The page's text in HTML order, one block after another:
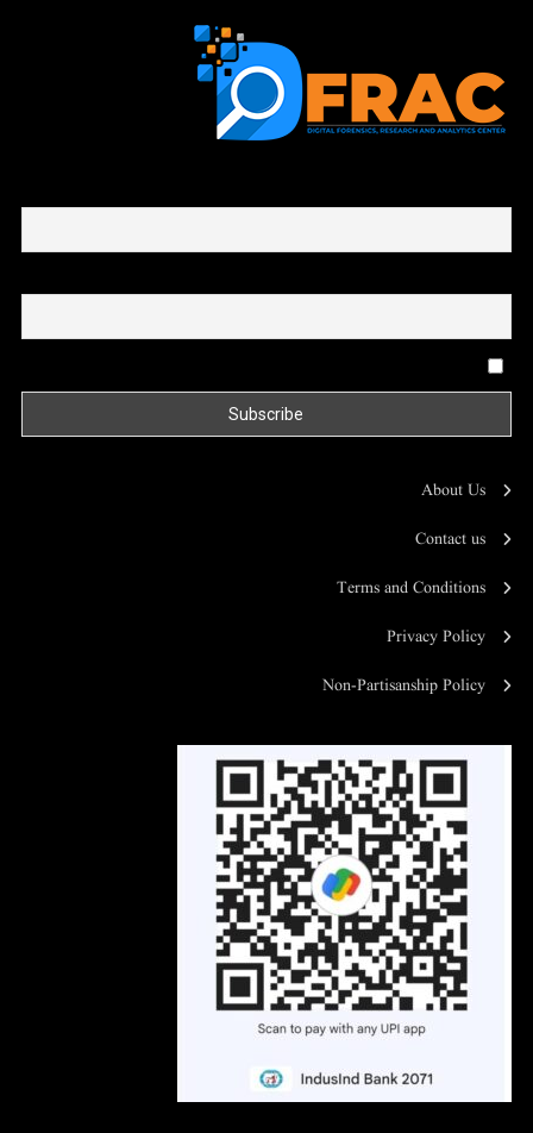
About Us
Contact us
Terms and Conditions
Privacy Policy
Non-Partisanship Policy